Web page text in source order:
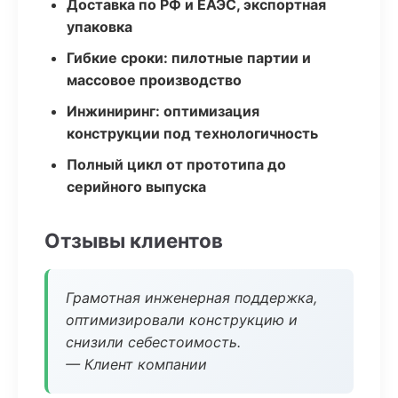
Доставка по РФ и ЕАЭС, экспортная
упаковка
Гибкие сроки: пилотные партии и
массовое производство
Инжиниринг: оптимизация
конструкции под технологичность
Полный цикл от прототипа до
серийного выпуска
Отзывы клиентов
Грамотная инженерная поддержка,
оптимизировали конструкцию и
снизили себестоимость.
— Клиент компании